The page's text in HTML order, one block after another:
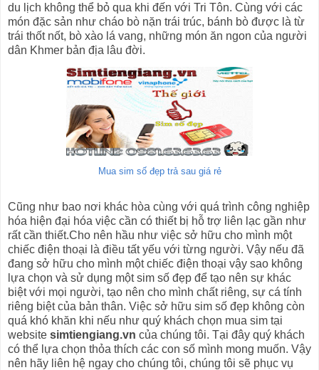
du lịch không thể bỏ qua khi đến với Tri Tôn. Cùng với các
món đặc sản như cháo bò nặn trái trúc, bánh bò được là từ
trái thốt nốt, bò xào lá vang, những món ăn ngon của người
dân Khmer bản địa lâu đời.
Mua sim số đẹp trả sau giá rẻ
Cũng như bao nơi khác hòa cùng với quá trình công nghiệp
hóa hiện đại hóa việc cần có thiết bị hỗ trợ liên lạc gần như
rất cần thiết.Cho nên hầu như việc sở hữu cho mình một
chiếc điện thoại là điều tất yếu với từng người. Vậy nếu đã
đang sở hữu cho mình một chiếc điện thoại vậy sao không
lựa chọn và sử dụng một sim số đẹp để tạo nên sự khác
biệt với mọi người, tạo nên cho mình chất riêng, sự cá tính
riêng biệt của bản thân. Việc sở hữu sim số đẹp không còn
quá khó khăn khi nếu như quý khách chọn mua sim tại
website simtiengiang.vn của chúng tôi. Tại đây quý khách
có thể lựa chọn thỏa thích các con số mình mong muốn. Vậy
nên hãy liên hệ ngay cho chúng tôi, chúng tôi sẽ phục vụ